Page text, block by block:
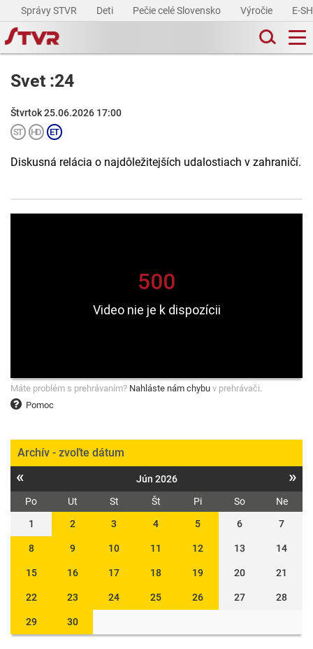
Správy STVR Deti Pečie celé Slovensko Výročie E-
Svet :24
Štvrtok 25.06.2026 17:00
Diskusná relácia o najdôležitejších udalostiach v zahraničí.
Pomoc
Máte problém s prehrávaním? Nahláste nám chybu v prehrávači.
Archív - zvoľte dátum
« Jún 2026 »
Po Ut St Št Pi So
Ne
1
2 3 4 5 6 7
8 9 10 11 12 13 14
15 16 17 18 19 20 21
22 23 24 25 26 27 28
29 30